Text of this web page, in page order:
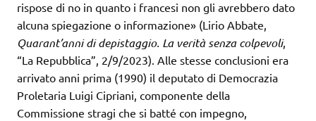
rispose di no in quanto i francesi non gli avrebbero dato
alcuna spiegazione o informazione» (Lirio Abbate,
Quarant’anni di depistaggio. La verità senza colpevoli,
“La Repubblica”, 2/9/2023). Alle stesse conclusioni era
arrivato anni prima (1990) il deputato di Democrazia
Proletaria Luigi Cipriani, componente della
Commissione stragi che si batté con impegno,